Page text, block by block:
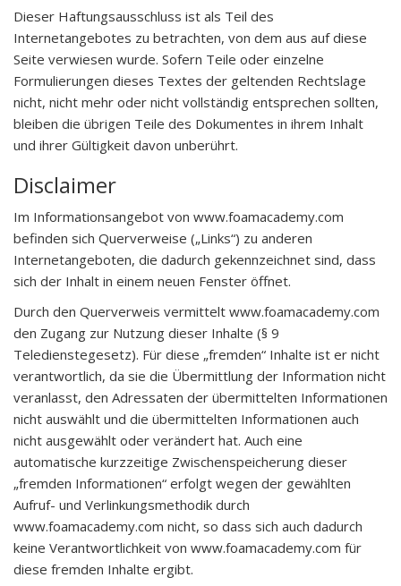
Dieser Haftungsausschluss ist als Teil des
Internetangebotes zu betrachten, von dem aus auf diese
Seite verwiesen wurde. Sofern Teile oder einzelne
Formulierungen dieses Textes der geltenden Rechtslage
nicht, nicht mehr oder nicht vollständig entsprechen sollten,
bleiben die übrigen Teile des Dokumentes in ihrem Inhalt
und ihrer Gültigkeit davon unberührt.
Disclaimer
Im Informationsangebot von www.foamacademy.com
befinden sich Querverweise („Links“) zu anderen
Internetangeboten, die dadurch gekennzeichnet sind, dass
sich der Inhalt in einem neuen Fenster öffnet.
Durch den Querverweis vermittelt www.foamacademy.com
den Zugang zur Nutzung dieser Inhalte (§ 9
Teledienstegesetz). Für diese „fremden“ Inhalte ist er nicht
verantwortlich, da sie die Übermittlung der Information nicht
veranlasst, den Adressaten der übermittelten Informationen
nicht auswählt und die übermittelten Informationen auch
nicht ausgewählt oder verändert hat. Auch eine
automatische kurzzeitige Zwischenspeicherung dieser
„fremden Informationen“ erfolgt wegen der gewählten
Aufruf- und Verlinkungsmethodik durch
www.foamacademy.com nicht, so dass sich auch dadurch
keine Verantwortlichkeit von www.foamacademy.com für
diese fremden Inhalte ergibt.